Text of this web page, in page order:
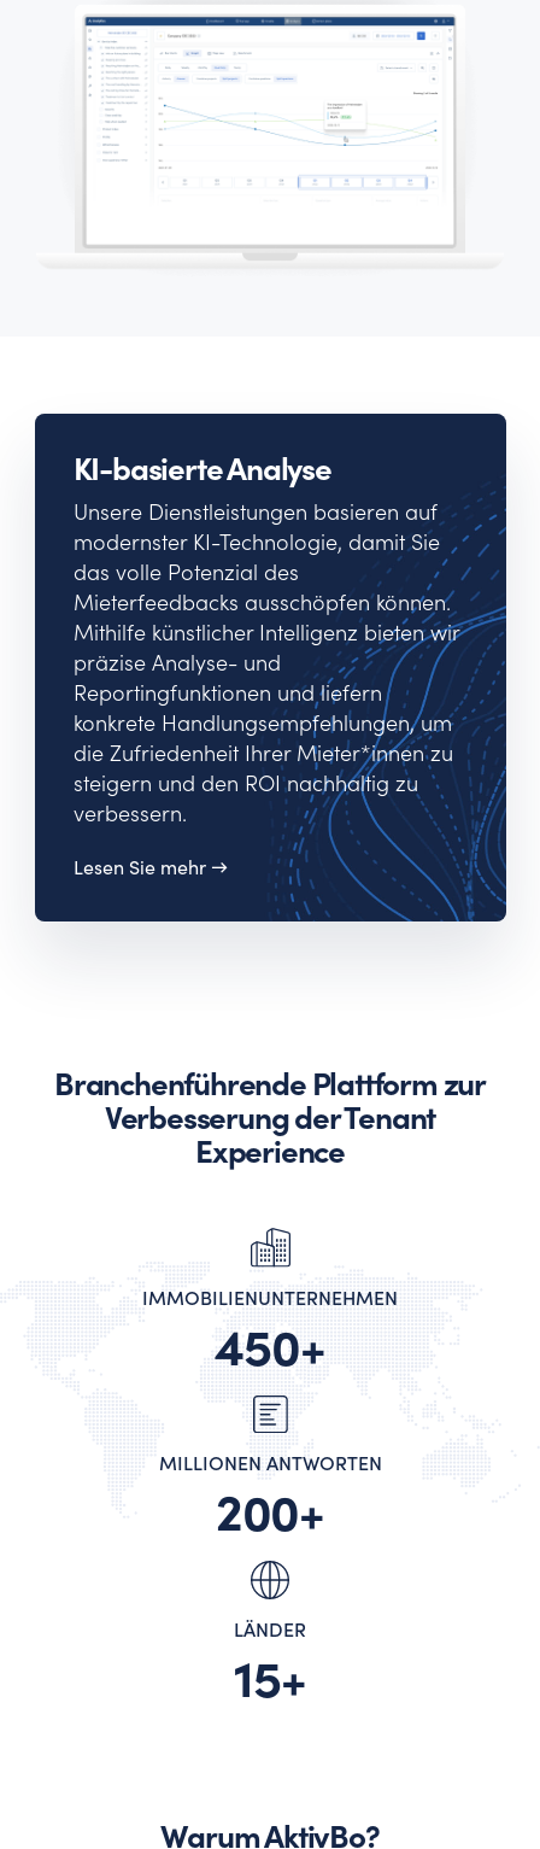
KI-basierte Analyse
Unsere Dienstleistungen basieren auf
modernster KI-Technologie, damit Sie
das volle Potenzial des
Mieterfeedbacks ausschöpfen können.
Mithilfe künstlicher Intelligenz bieten wir
präzise Analyse- und
Reportingfunktionen und liefern
konkrete Handlungsempfehlungen, um
die Zufriedenheit Ihrer Mieter*innen zu
steigern und den ROI nachhaltig zu
verbessern.
Lesen Sie mehr →
Branchenführende Plattform zur
Verbesserung der Tenant
Experience
IMMOBILIENUNTERNEHMEN
450+
MILLIONEN ANTWORTEN
200+
LÄNDER
15+
Warum AktivBo?